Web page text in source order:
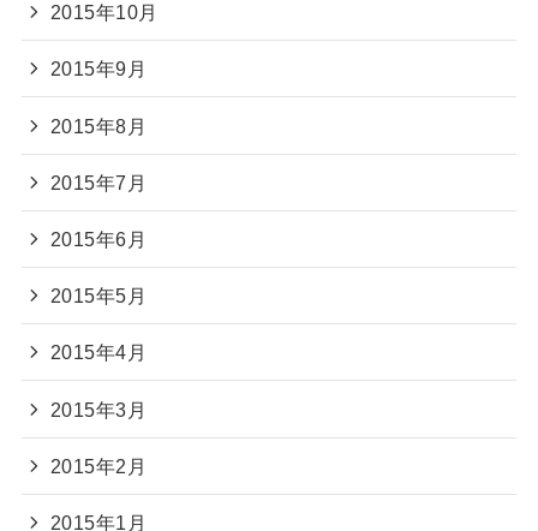
2015年10月
2015年9月
2015年8月
2015年7月
2015年6月
2015年5月
2015年4月
2015年3月
2015年2月
2015年1月